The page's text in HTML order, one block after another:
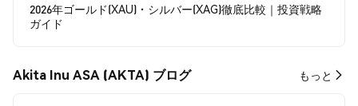
2026年ゴールド(XAU)・シルバー(XAG)徹底比較｜投資戦略
ガイド
Akita Inu ASA (AKTA) ブログ もっと